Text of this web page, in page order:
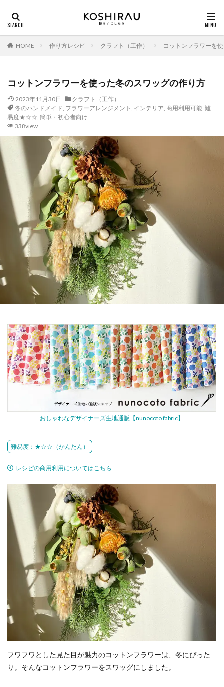
HOME 作り方レシピ クラフト（工作） コットンフラワーを
コットンフラワーを使った冬のスワッグの作り方
2023年11月30日
クラフト（工作）
冬のハンドメイド, フラワーアレンジメント , インテリア, 商用利用可能, 難
易度★☆☆, 簡単・初心者向け
338view
おしゃれなデザイナーズ生地通販【nunocoto fabric】
難易度：★☆☆（かんたん）
レシピの商用利用についてはこちら
フワフワとした見た目が魅力のコットンフラワーは、冬にぴった
り。そんなコットンフラワーをスワッグにしました。